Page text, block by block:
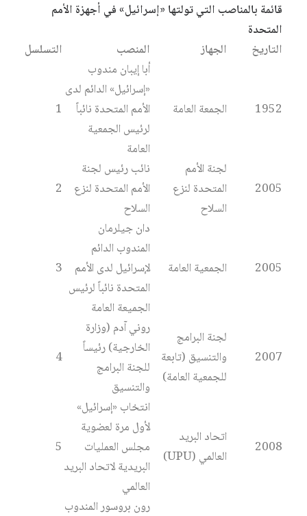
قائمة بالمناصب التي تولتها «إسرائيل» في أجهزة الأمم
المتحدة
التاريخ
الجهاز المنصب التسلسل
1952 الجمعة العامة
أبا إيبان مندوب
«إسرائيل» الدائم لدى
الأمم المتحدة نائباً
لرئيس الجمعية
العامة
1
2005
لجنة الأمم
المتحدة لنزع
السلاح
نائب رئيس لجنة
الأمم المتحدة لنزع
السلاح
2
2005 الجمعية العامة
دان جيلرمان
المندوب الدائم
لإسرائيل لدى الأمم
المتحدة نائباً لرئيس
الجميعة العامة
3
2007
لجنة البرامج
والتنسيق (تابعة
للجمعية العامة)
روني آدم (وزارة
الخارجية) رئيساً
للجنة البرامج
والتنسيق
4
2008
اتحاد البريد
العالمي (UPU)
انتخاب «إسرائيل»
لأول مرة لعضوية
مجلس العمليات
البريدية لاتحاد البريد
العالمي
5
رون بروسور المندوب